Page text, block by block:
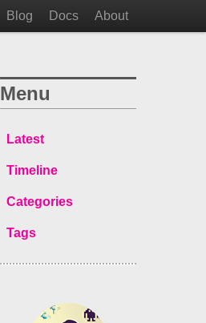
Blog Docs About
Menu
Latest
Timeline
Categories
Tags